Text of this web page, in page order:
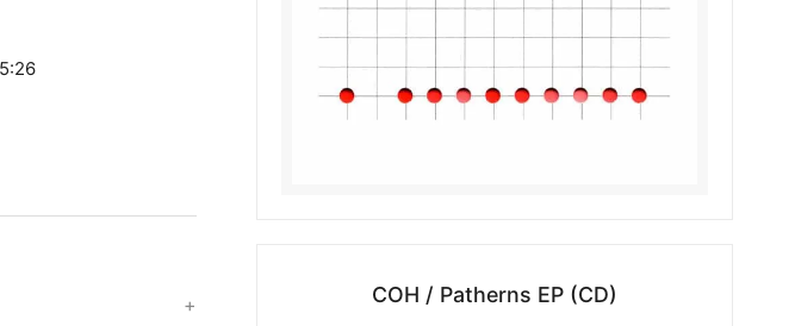
COH / Patherns EP (CD)